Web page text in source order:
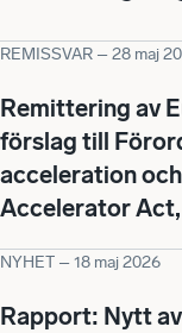
REMISSVAR –28 maj
Remittering av
förslag till
acceleration
Accelerator
NYHET –18 maj 2026
Rapport: Nytt